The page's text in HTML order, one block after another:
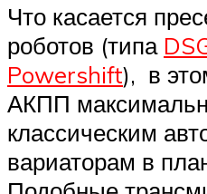
Что касается
роботов (типа
Powershift), в
АКПП
классическим
вариаторам в